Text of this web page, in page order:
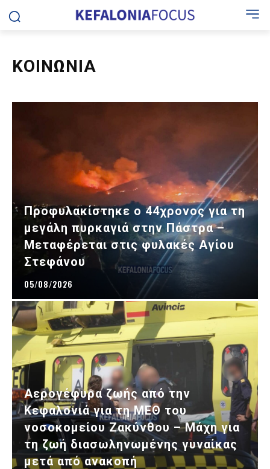
ΚΟΙΝΩΝΙΑ
Προφυλακίστηκε ο 44χρονος για τη
μεγάλη πυρκαγιά στην Πάστρα –
Μεταφέρεται στις φυλακές Αγίου
Στεφάνου
05/08/2026
Αερογέφυρα ζωής από την
Κεφαλονιά για τη ΜΕΘ του
νοσοκομείου Ζακύνθου – Μάχη για
τη ζωή διασωληνωμένης γυναίκας
μετά από ανακοπή